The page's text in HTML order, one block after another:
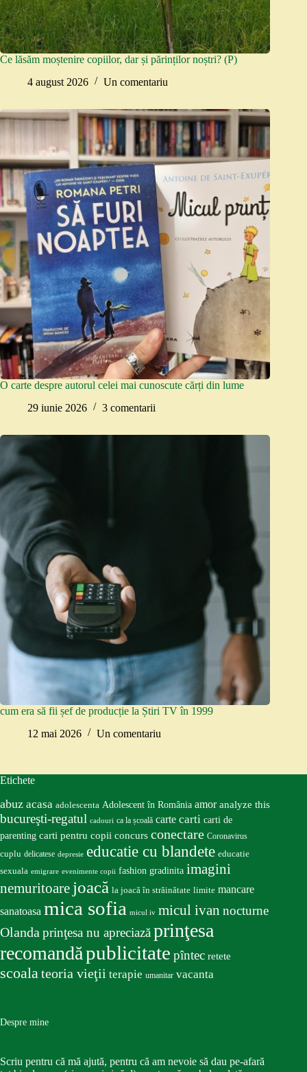
Ce lăsăm moștenire copiilor, dar și părinților noștri? (P)
4 august 2026
Un comentariu
O carte despre autorul celei mai cunoscute cărți din lume
29 iunie 2026
3 comentarii
cum era să fii șef de producție la Știri TV în 1999
12 mai 2026
Un comentariu
Etichete
abuz acasa adolescenta Adolescent în România amor analyze this
bucureşti-regatul cadouri ca la școală carte carti carti de
parenting carti pentru copii concurs conectare Coronavirus
cuplu delicatese depresie educatie cu blandete educatie
sexuala emigrare evenimente copii fashion gradinita imagini
nemuritoare joacă la joacă în străinătate limite mancare
sanatoasa mica sofia micul iv micul ivan nocturne
Olanda prinţesa nu apreciază prinţesa
recomandăpublicitate pîntec retete
scoala teoria vieţii terapie umanitar vacanta
Despre mine
Scriu pentru că mă ajută, pentru că am nevoie să dau pe-afară